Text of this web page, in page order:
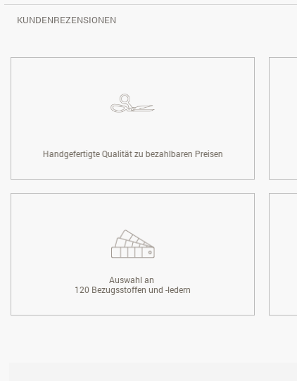
KUNDENREZENSIONEN
Handgefertigte Qualität zu bezahlbaren Preisen
Auswahl an
120 Bezugsstoffen und -ledern